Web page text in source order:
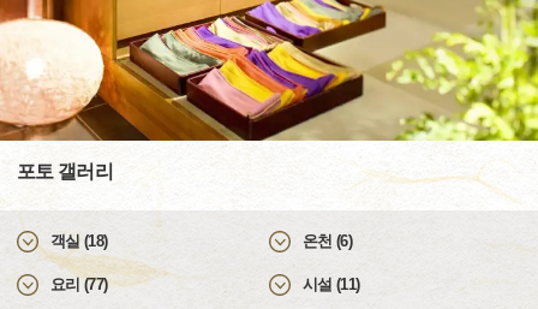
포토 갤러리
객실 (18) 온천 (6)
요리 (77) 시설 (11)